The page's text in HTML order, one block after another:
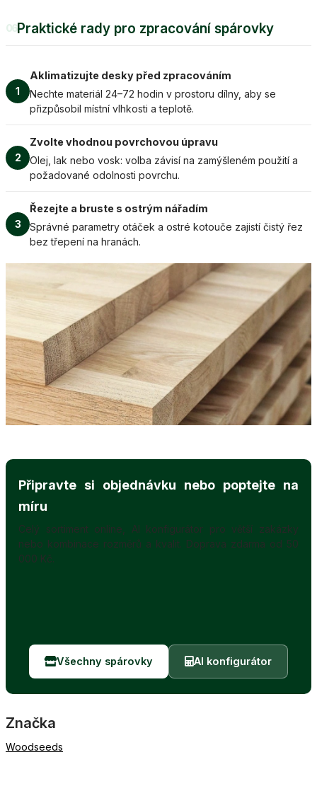
06Praktické rady pro zpracování spárovky
1
Aklimatizujte desky před zpracováním
Nechte materiál 24–72 hodin v prostoru dílny, aby se
přizpůsobil místní vlhkosti a teplotě.
2
Zvolte vhodnou povrchovou úpravu
Olej, lak nebo vosk: volba závisí na zamýšleném použití a
požadované odolnosti povrchu.
3
Řezejte a bruste s ostrým nářadím
Správné parametry otáček a ostré kotouče zajistí čistý řez
bez třepení na hranách.
Připravte si objednávku nebo poptejte na
míru
Celý sortiment online, AI konfigurátor pro větší zakázky
nebo kombinace rozměrů a kvalit. Doprava zdarma od 50
000 Kč.
Všechny spárovky AI konfigurátor
Značka
Woodseeds